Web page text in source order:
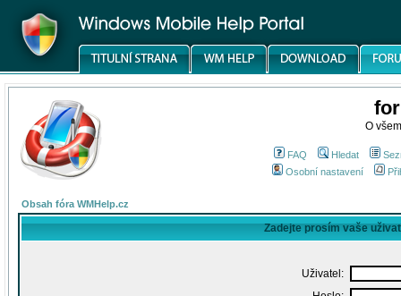
O
FAQ Hledat
Osobní nastavení
Obsah fóra WMHelp.cz
Zadejte prosím vaše
Uživatel: